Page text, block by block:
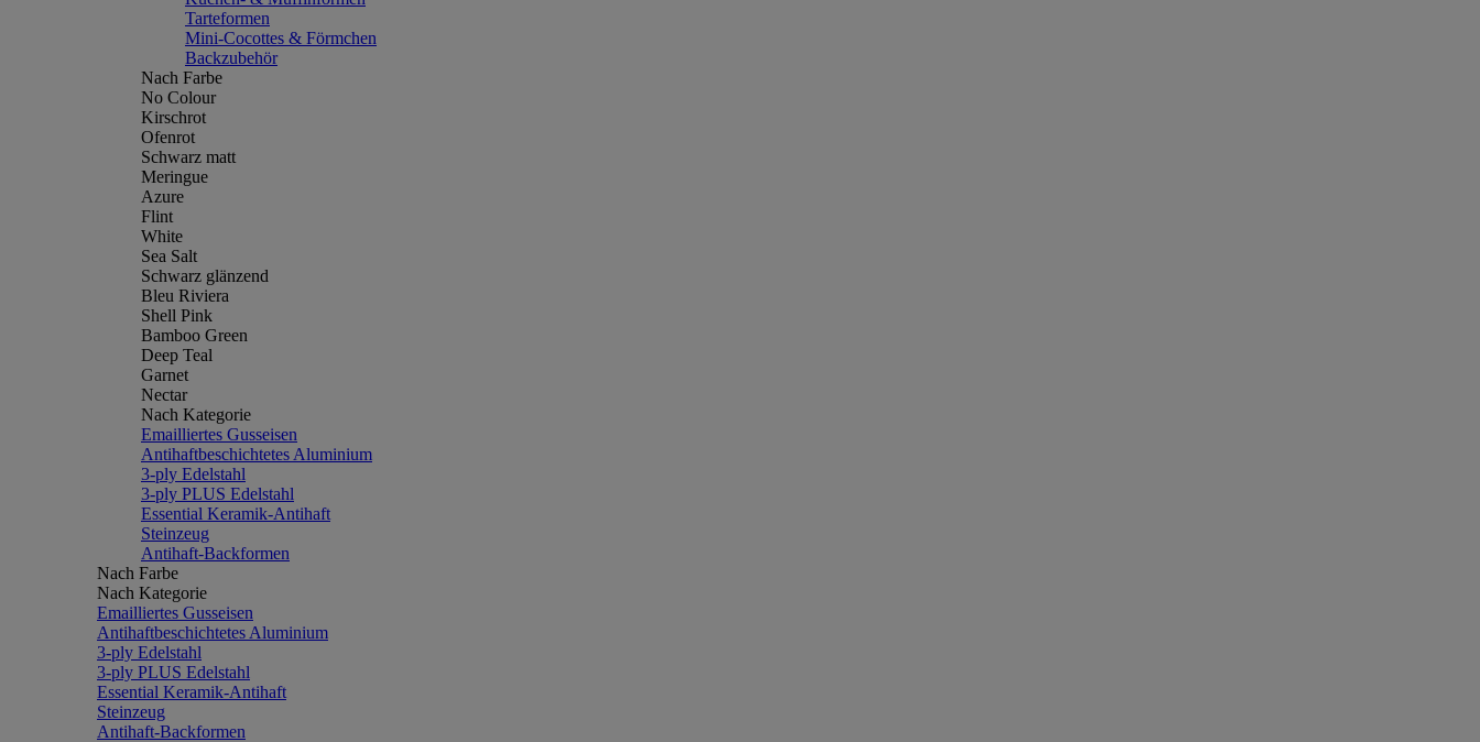
Tarteformen
Mini-Cocottes & Förmchen
Backzubehör
Nach Farbe
No Colour
Kirschrot
Ofenrot
Schwarz matt
Meringue
Azure
Flint
White
Sea Salt
Schwarz glänzend
Bleu Riviera
Shell Pink
Bamboo Green
Deep Teal
Garnet
Nectar
Nach Kategorie
Emailliertes Gusseisen
Antihaftbeschichtetes Aluminium
3-ply Edelstahl
3-ply PLUS Edelstahl
Essential Keramik-Antihaft
Steinzeug
Antihaft-Backformen
Nach Farbe
Nach Kategorie
Emailliertes Gusseisen
Antihaftbeschichtetes Aluminium
3-ply Edelstahl
3-ply PLUS Edelstahl
Essential Keramik-Antihaft
Steinzeug
Antihaft-Backformen